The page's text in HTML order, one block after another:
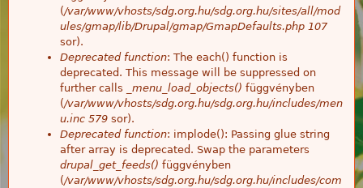
(/var/www/vhosts/sdg.org.hu/sdg.org.hu/sites/all/mod
ules/gmap/lib/Drupal/gmap/GmapDefaults.php 107
sor).
Deprecated function: The each() function is
deprecated. This message will be suppressed on
further calls
_menu_load_objects() függvényben
(/var/www/vhosts/sdg.org.hu/sdg.org.hu/includes/men
u.inc 579 sor).
Deprecated function: implode(): Passing glue string
after array is deprecated. Swap the parameters
drupal_get_feeds() függvényben
(/var/www/vhosts/sdg.org.hu/sdg.org.hu/includes/com